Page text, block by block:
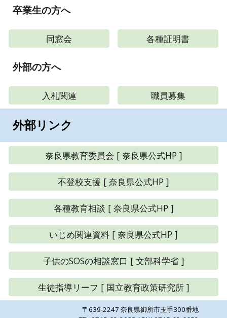
卒業生の方へ
同窓会 各種証明書
外部の方へ
入札関連 職員募集
外部リンク
奈良県教育委員会 [ 奈良県公式HP ]
不登校支援 [ 奈良県公式HP ]
各種教育相談 [ 奈良県公式HP ]
いじめ関連資料 [ 奈良県公式HP ]
子供のSOSの相談窓口 [ 文部科学省 ]
生徒指導リーフ [ 国立教育政策研究所 ]
〒639-2247奈良県御所市玉手300番地